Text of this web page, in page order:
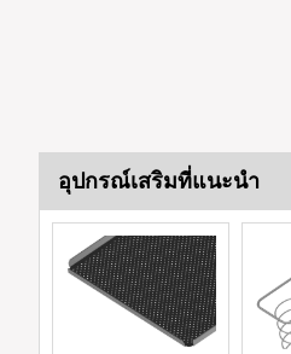
อุปกรณ์เสริมที่แนะนำ